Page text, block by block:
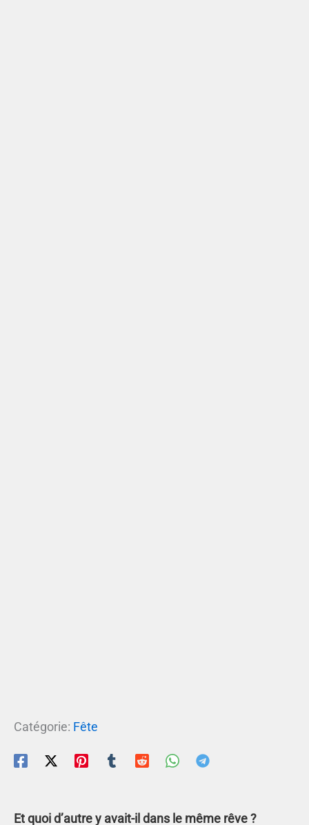
Catégorie: Fête
Et quoi d’autre y avait-il dans le même rêve ?